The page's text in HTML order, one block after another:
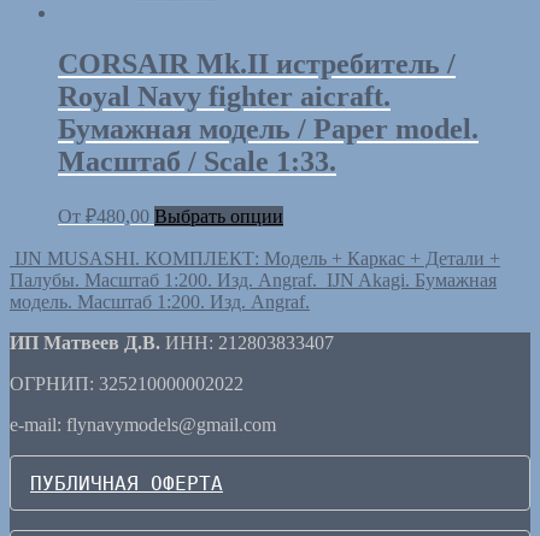
CORSAIR Mk.II истребитель /
Royal Navy fighter aicraft.
Бумажная модель / Paper model.
Масштаб / Scale 1:33.
От ₽480,00 Выбрать опции
IJN MUSASHI. КОМПЛЕКТ: Модель + Каркас + Детали +
Палубы. Масштаб 1:200. Изд. Angraf. IJN Akagi. Бумажная
модель. Масштаб 1:200. Изд. Angraf.
ИП Матвеев Д.В. ИНН: 212803833407
ОГРНИП: 325210000002022
e-mail: flynavymodels@gmail.com
ПУБЛИЧНАЯ ОФЕРТА